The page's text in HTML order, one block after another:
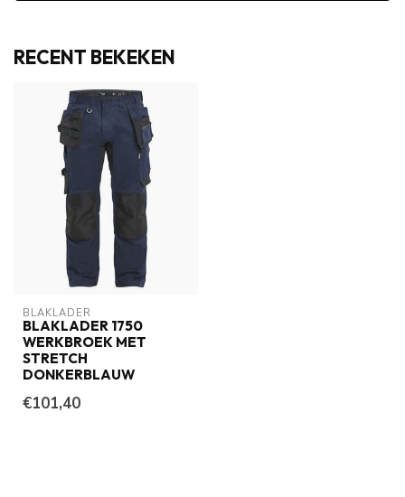
RECENT BEKEKEN
BLAKLADER
BLAKLADER 1750
WERKBROEK MET
STRETCH
DONKERBLAUW
€101,40